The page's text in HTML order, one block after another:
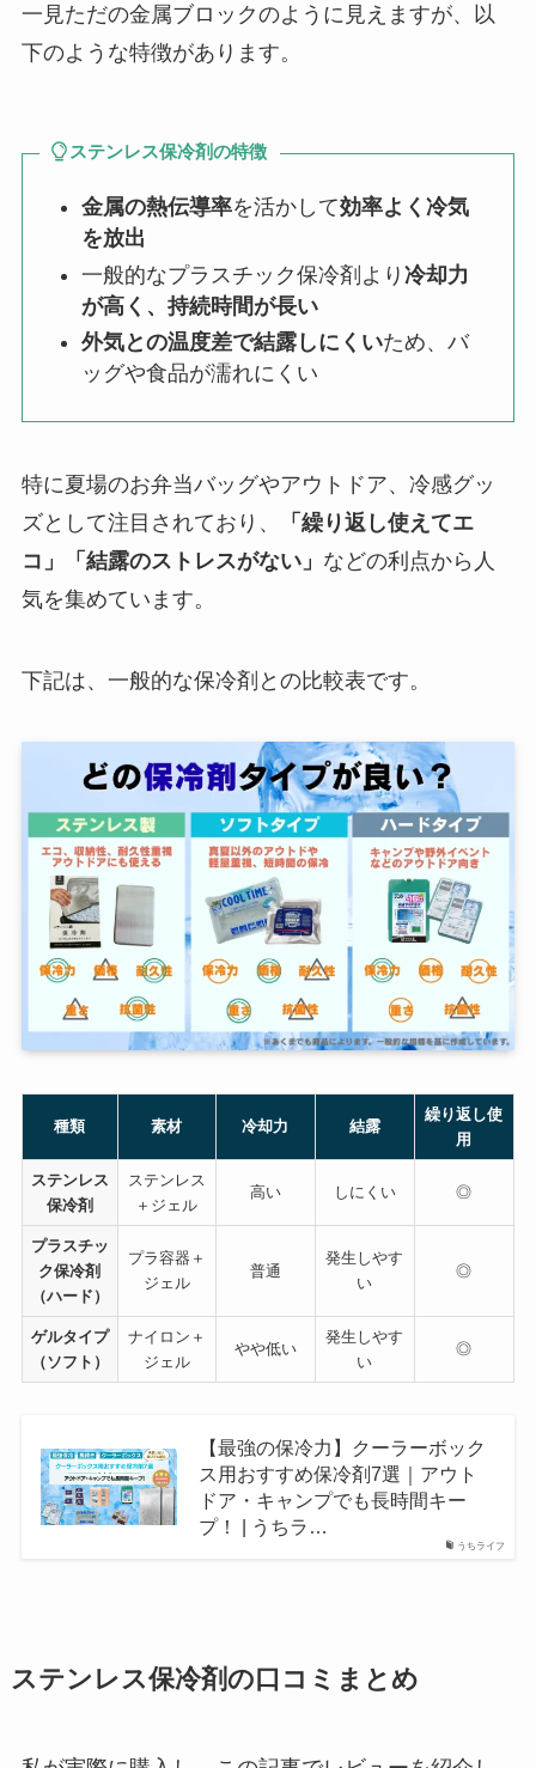
一見ただの金属ブロックのように見えますが、以
下のような特徴があります。
ステンレス保冷剤の特徴
金属の熱伝導率を活かして効率よく冷気
を放出
一般的なプラスチック保冷剤より冷却力
が高く、持続時間が長い
外気との温度差で結露しにくいため、バ
ッグや食品が濡れにくい
特に夏場のお弁当バッグやアウトドア、冷感グッ
ズとして注目されており、
「繰り返し使えてエ
コ」「結露のストレスがない」 などの利点から人
気を集めています。
下記は、一般的な保冷剤との比較表です。
種類 素材 冷却力 結露
繰り返し使
用
ステンレス
保冷剤
ステンレス
＋ジェル
高い しにくい ◎
プラスチッ
ク保冷剤
（ハード）
プラ容器＋
ジェル
普通
発生しやす
い
◎
ゲルタイプ
（ソフト）
ナイロン＋
ジェル
やや低い
発生しやす
い
◎
うちライフ
【最強の保冷力】クーラーボック
ス用おすすめ保冷剤7選｜アウト
ドア・キャンプでも長時間キー
プ！ | うちラ…
ステンレス保冷剤の口コミまとめ